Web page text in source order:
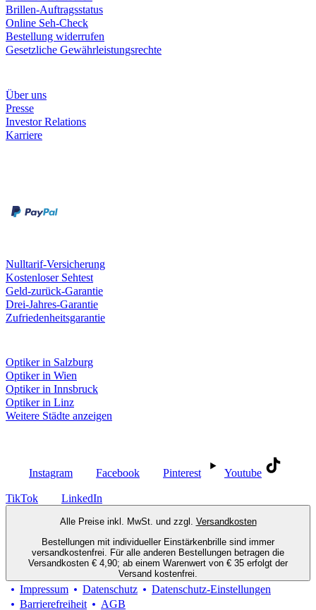
Brillen-Auftragsstatus
Online Seh-Check
Bestellung widerrufen
Gesetzliche Gewährleistungsrechte
Über uns
Presse
Investor Relations
Karriere
Nulltarif-Versicherung
Kostenloser Sehtest
Geld-zurück-Garantie
Drei-Jahres-Garantie
Zufriedenheitsgarantie
Optiker in Salzburg
Optiker in Wien
Optiker in Innsbruck
Optiker in Linz
Weitere Städte anzeigen
Instagram Facebook Pinterest Youtube
TikTok LinkedIn
Alle Preise inkl. MwSt. und zzgl. Versandkosten
Bestellungen mit individueller Einstärkenbrille sind immer
versandkostenfrei. Für alle anderen Bestellungen betragen die
Versandkosten € 4,90; ab einem Warenwert von € 35 erfolgt der
Versand kostenfrei.
Impressum Datenschutz
Datenschutz-Einstellungen
Barrierefreiheit
AGB